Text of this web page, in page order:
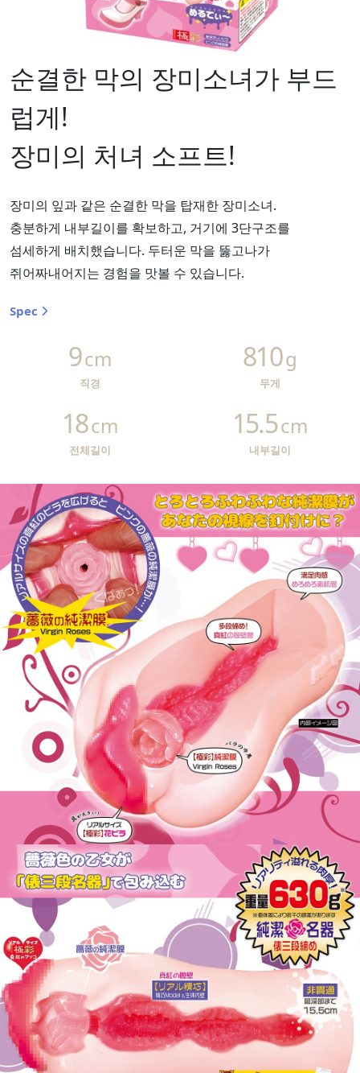
순결한 막의 장미소녀가 부드
럽게!
장미의 처녀 소프트!
장미의 잎과 같은 순결한 막을 탑재한 장미소녀.
충분하게 내부길이를 확보하고, 거기에 3단구조를
섬세하게 배치했습니다. 두터운 막을 뚫고나가
쥐어짜내어지는 경험을 맛볼 수 있습니다.
Spec
직경
9cm
무게
810g
전체길이
18cm
내부길이
15.5cm